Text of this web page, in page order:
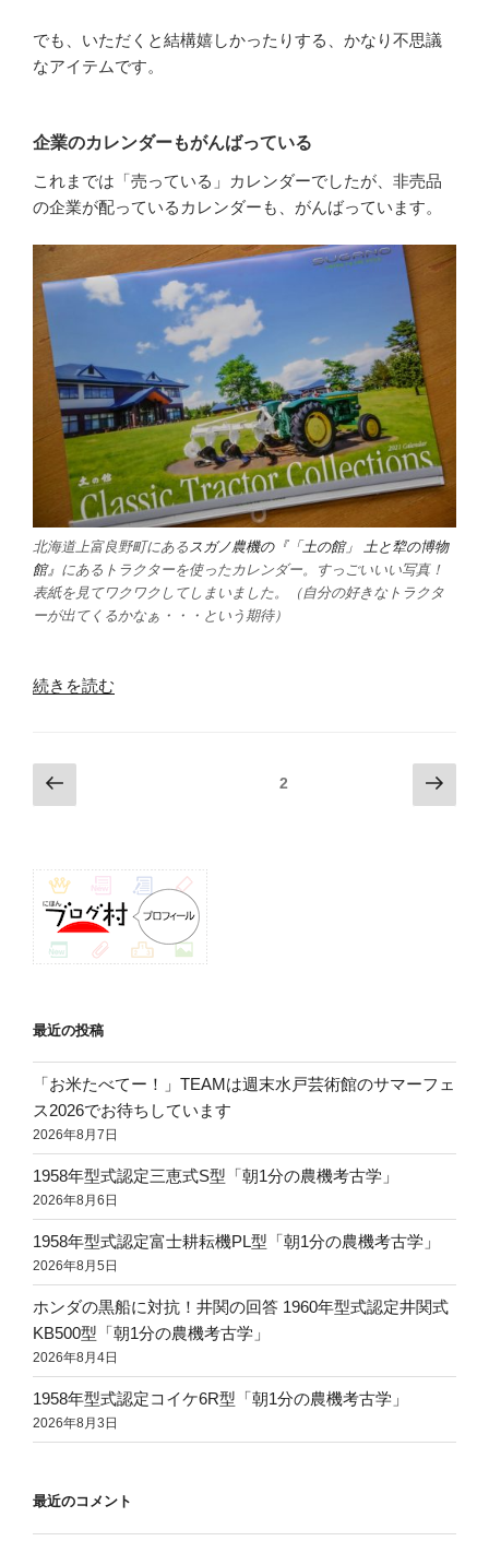
でも、いただくと結構嬉しかったりする、かなり不思議
なアイテムです。
企業のカレンダーもがんばっている
これまでは「売っている」カレンダーでしたが、非売品
の企業が配っているカレンダーも、がんばっています。
北海道上富良野町にある スガノ農機の『「土の館」 土と犂の博物
館』 にあるトラクターを使ったカレンダー。すっごいいい写真！
表紙を見てワクワクしてしまいました。（自分の好きなトラクタ
ーが出てくるかなぁ・・・という期待）
“買
も
掛
え
る
時
も
い・・・
れ
は
カ
レ
ン
ダ
ー。
2021
ト
ラ
ク
タ
ー
カ
レ
ダ
続きを読む
投
稿
ビ
ゲ
ー
シ
ン
前
の
ジ
固定ページ2
次
の
最近の投稿
「お米たべてー！」TEAMは週末水戸芸術館のサマーフェ
ス2026でお待ちしています
2026年8月7日
1958年型式認定三恵式S型「朝1分の農機考古学」
2026年8月6日
1958年型式認定富士耕耘機PL型「朝1分の農機考古学」
2026年8月5日
ホンダの黒船に対抗！井関の回答 1960年型式認定井関式
KB500型「朝1分の農機考古学」
2026年8月4日
1958年型式認定コイケ6R型「朝1分の農機考古学」
2026年8月3日
最近のコメント